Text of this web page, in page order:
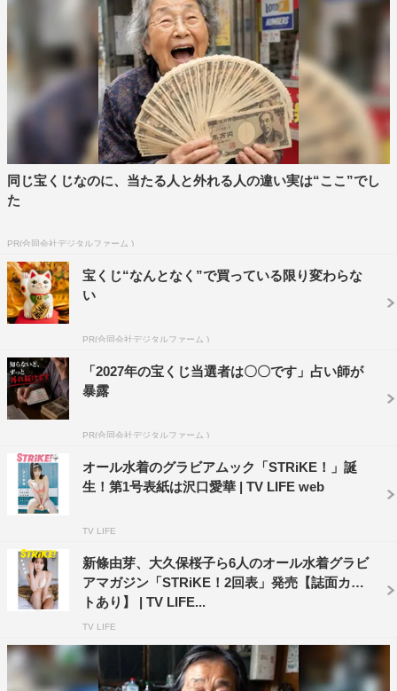
同誌では、1人につき20ページ以上を割いたロンググラビ
アを、活躍中のフォトグラファーたちが撮影。表紙には、
数々の雑誌から引っ張りだこで、2nd写真集の発売も決ま
った新時代のグラビアクイーン・沢口愛華が登場。ほかに
「平成最後の奇跡の原石」として一躍話題になった十味、
「インスタグラビアの女王」としてSNSの総フォロワー
123万人を超える似鳥沙也加、ティーン誌モデルを務め、
同世代の女性からの支持も高い古田愛理、デビュー直後に
写真週刊誌の表紙に抜擢され、数々のドラマや映画で活躍
中の華村あすか。そして、高崎かなみが裏表紙を飾ってい
る。
公式Twitter（@StrikeMook）では、撮影のアザーカット、
オフショット、動画に加え、アカウントフォロワーへのプ
「STRiKE！」沢口愛華（撮影：松岡一哲）
同じ宝くじなのに、当たる人と外れる人の違い実は“ここ”でし
た
PR(合同会社デジタルファーム )
宝くじ“なんとなく”で買っている限り変わらな
い
PR(合同会社デジタルファーム )
「2027年の宝くじ当選者は〇〇です」占い師が
暴露
PR(合同会社デジタルファーム )
オール水着のグラビアムック「STRiKE！」誕
生！第1号表紙は沢口愛華 | TV LIFE web
TV LIFE
新條由芽、大久保桜子ら6人のオール水着グラビ
アマガジン「STRiKE！2回表」発売【誌面カッ
トあり】 | TV LIFE...
TV LIFE